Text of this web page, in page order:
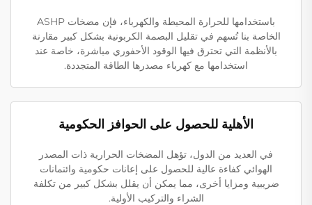
باستخدامها للحرارة المحيطة والكهرباء، فإن مضخات ASHP
الخاصة بنا تُسهم في تقليل البصمة الكربونية بشكل كبير مقارنة
بالأنظمة التي تحترق فيها الوقود الأحفوري مباشرة، خاصة عند
استخدامها مع كهرباء مصدرها الطاقة المتجددة.
الأهلية للحصول على الحوافز الحكومية
في العديد من الدول، تؤهل المضخات الحرارية ذات المصدر
الهوائي كفاءة عالية للحصول على إعانات حكومية وائتمانات
ضريبية ومزايا أخرى، مما يمكن أن يقلل بشكل كبير من تكلفة
الشراء والتركيب الأولية.